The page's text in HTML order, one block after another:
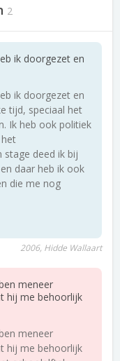
2
ik doorgezet en
ik doorgezet en
tijd, speciaal het
Ik heb ook politiek
stage deed ik bij
daar heb ik ook
die me nog
2006, Hidde Wallaart
meneer
hij me behoorlijk
meneer
hij me behoorlijk